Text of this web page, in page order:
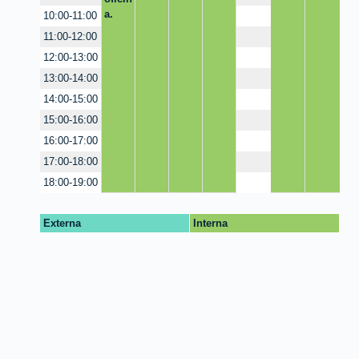
a.
10:00-11:00
11:00-12:00
12:00-13:00
13:00-14:00
14:00-15:00
15:00-16:00
16:00-17:00
17:00-18:00
18:00-19:00
Externa Interna